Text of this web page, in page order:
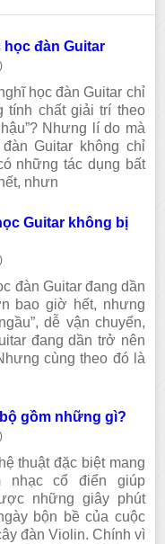
học đàn Guitar
học đàn Guitar chỉ
tính chất giải trí theo
Nhưng lí do mà
Guitar không chỉ
những tác dụng bất
nhưn
Guitar không bị
đàn Guitar đang dần
bao giờ hết, nhưng
dễ vận chuyển,
đang dần trở nên
cùng theo đó là
gồm những gì?
thuật đặc biệt mang
nhạc cổ điển giúp
những giây phút
bộn bề của cuộc
đàn Violin. Chính vì